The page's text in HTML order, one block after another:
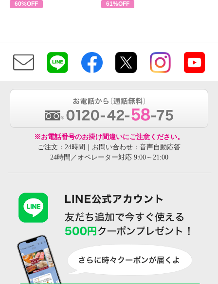
60%OFF 61%OFF
※お電話番号のお掛け間違いにご注意ください。
ご注文：24時間｜お問い合わせ：音声自動応答
24時間／オペレーター対応 9:00～21:00